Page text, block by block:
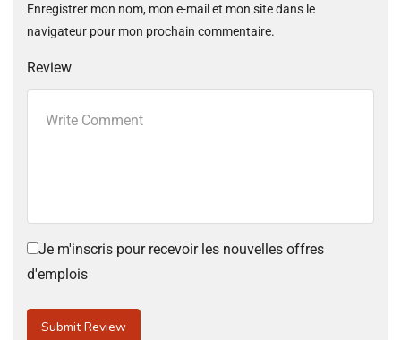
Enregistrer mon nom, mon e-mail et mon site dans le
navigateur pour mon prochain commentaire.
Review
Je m'inscris pour recevoir les nouvelles offres
d'emplois